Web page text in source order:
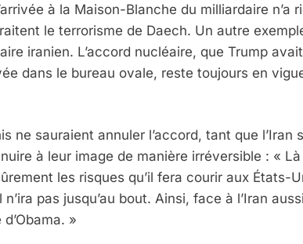
à la Maison-Blanche du milliardaire n’a
le terrorisme de Daech. Un autre
iranien. L’accord nucléaire, que Trump
dans le bureau ovale, reste toujours en
ne sauraient annuler l’accord, tant que l’Iran
à leur image de manière irréversible : «
les risques qu’il fera courir aux États-
pas jusqu’au bout. Ainsi, face à l’Iran
»
De Tafraout, Le Miel De Tadla Azilal